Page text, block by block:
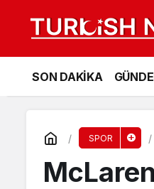
SON DAKİKA
SPOR